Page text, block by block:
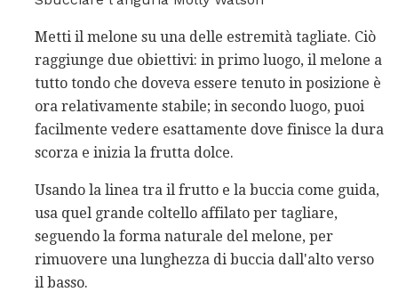
Metti il ​​melone su una delle estremità tagliate. Ciò
raggiunge due obiettivi: in primo luogo, il melone a
tutto tondo che doveva essere tenuto in posizione è
ora relativamente stabile; in secondo luogo, puoi
facilmente vedere esattamente dove finisce la dura
scorza e inizia la frutta dolce.
Usando la linea tra il frutto e la buccia come guida,
usa quel grande coltello affilato per tagliare,
seguendo la forma naturale del melone, per
rimuovere una lunghezza di buccia dall'alto verso
il basso.